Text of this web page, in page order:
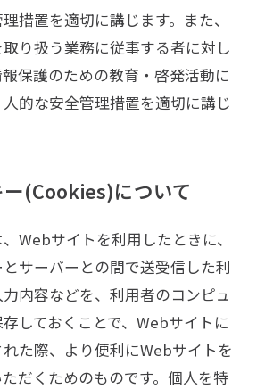
措置を適切に講じます。また、
り扱う業務に従事する者に対し
保護のための教育・啓発活動に
的な安全管理措置を適切に講じ
(Cookies)について
Webサイトを利用したときに、
サーバーとの間で送受信した利
内容などを、利用者のコンピュ
しておくことで、Webサイトに
た際、より便利にWebサイトを
だくためのものです。個人を特